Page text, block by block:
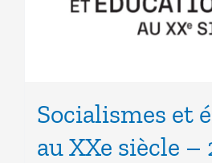
Socialismes et
au XXe siècle –